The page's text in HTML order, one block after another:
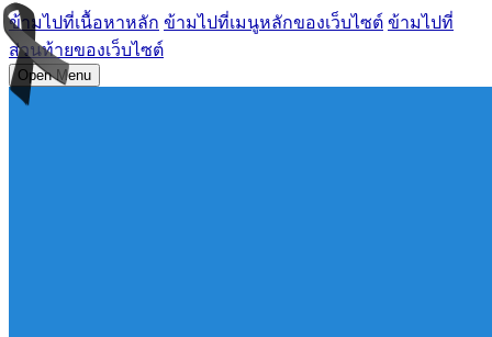
ข้ามไปที่เนื้อหาหลัก ข้ามไปที่เมนูหลักของเว็บไซต์ ข้ามไปที่
ส่วนท้ายของเว็บไซต์
Open Menu